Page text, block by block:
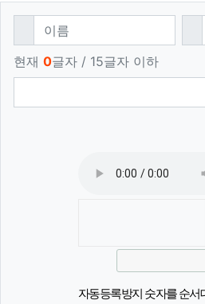
댓글쓰기
필수 비
현재 0글자 / 15글자 이하
자동등록방지 숫자를 순서